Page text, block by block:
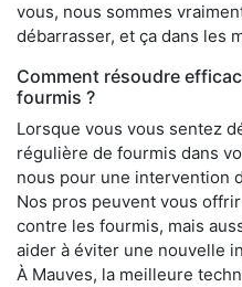
vous, nous sommes
débarrasser, et ça dans les
Comment résoudre
fourmis ?
Lorsque vous vous sentez
régulière de fourmis dans
nous pour une intervention
Nos pros peuvent vous
contre les fourmis, mais
aider à éviter une nouvelle
À Mauves, la meilleure